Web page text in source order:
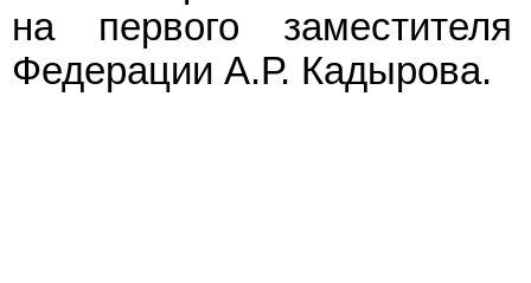
на первого
Федерации А.Р. Кадырова.